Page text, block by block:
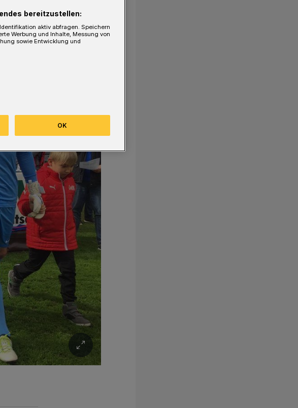
bereitzustellen:
aktiv abfragen. Speichern
Werbung und Inhalte, Messung von
sowie Entwicklung und
OK